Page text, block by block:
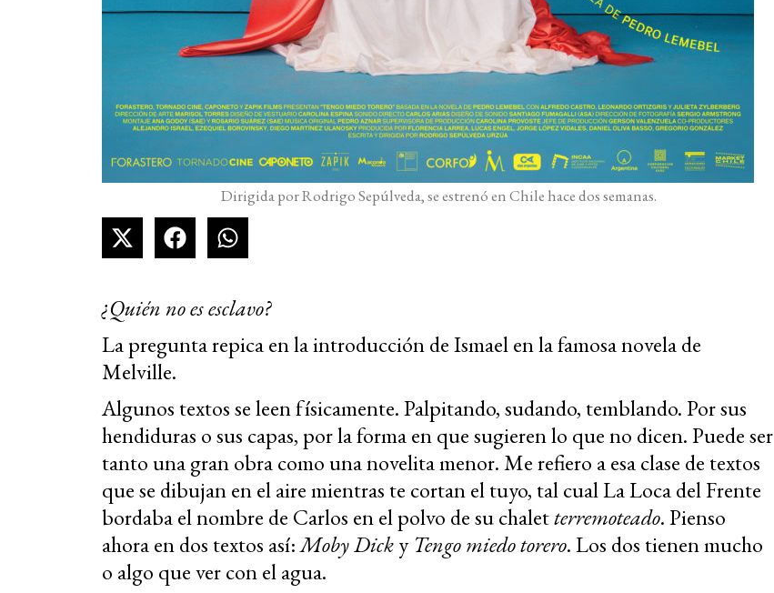
Dirigida por Rodrigo Sepúlveda, se estrenó en Chile hace dos semanas.
¿Quién no es esclavo?
La pregunta repica en la introducción de Ismael en la famosa novela de
Melville.
Algunos textos se leen físicamente. Palpitando, sudando, temblando. Por sus
hendiduras o sus capas, por la forma en que sugieren lo que no dicen. Puede ser
tanto una gran obra como una novelita menor. Me refiero a esa clase de textos
que se dibujan en el aire mientras te cortan el tuyo, tal cual La Loca del Frente
bordaba el nombre de Carlos en el polvo de su chaletterremoteado. Pienso
ahora en dos textos así:Moby Dicky Tengo miedo torero. Los dos tienen mucho
o algo que ver con el agua.